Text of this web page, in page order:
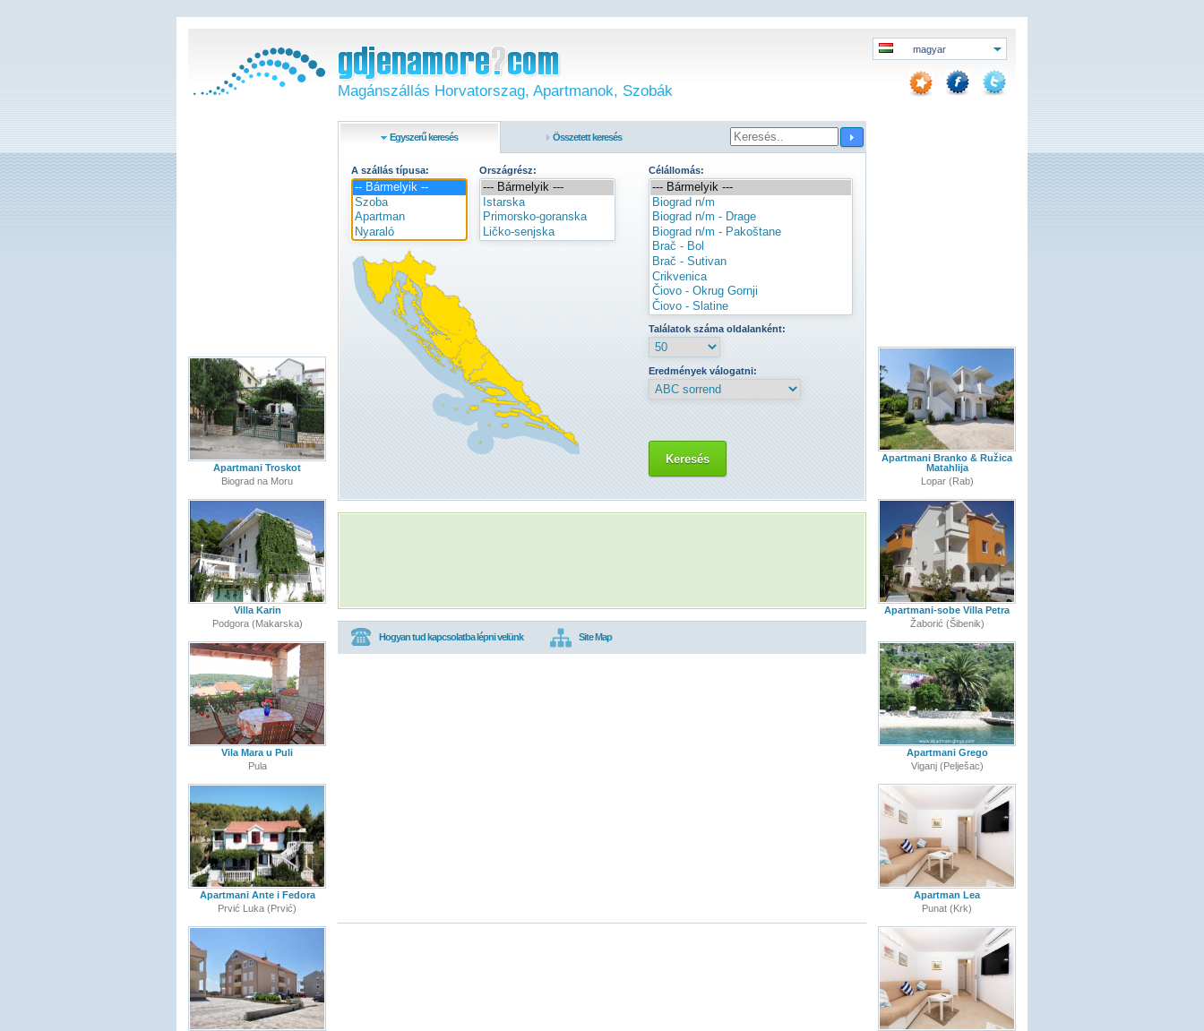
Magánszállás Horvatorszag, Apartmanok, Szobák
magyar
Egyszerű keresés Összetett keresés
A szállás típusa: Országrész: Célállomás:
Találatok száma oldalanként:
Eredmények válogatni:
Keresés
Hogyan tud kapcsolatba lépni velünk Site Map
Apartmani Troskot
Biograd na Moru
Villa Karin
Podgora (Makarska)
Vila Mara u Puli
Pula
Apartmani Ante i Fedora
Prvić Luka (Prvić)
Apartmani Branko & Ružica
Matahlija
Lopar (Rab)
Apartmani-sobe Villa Petra
Žaborić (Šibenik)
Apartmani Grego
Viganj (Pelješac)
Apartman Lea
Punat (Krk)